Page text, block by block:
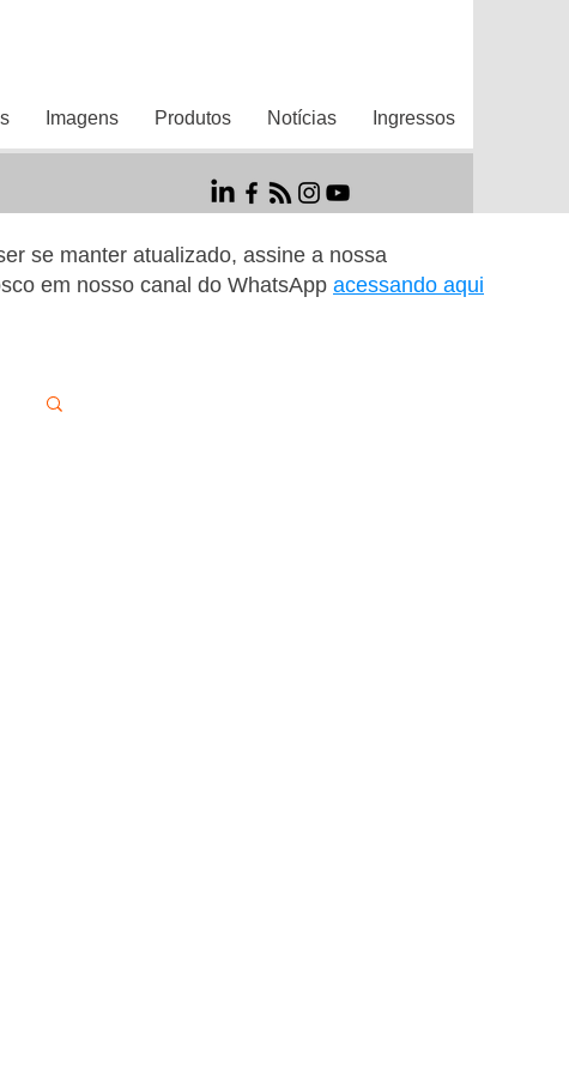
Imagens Produtos Notícias Ingressos
se manter atualizado, assine a nossa
em nosso canal do WhatsApp acessando aqui